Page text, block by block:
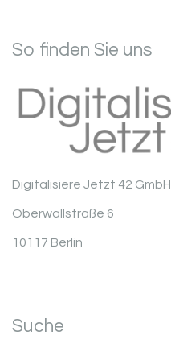
So finden Sie uns
Digitalisiere Jetzt 42 GmbH
Oberwallstraße 6
10117 Berlin
Suche